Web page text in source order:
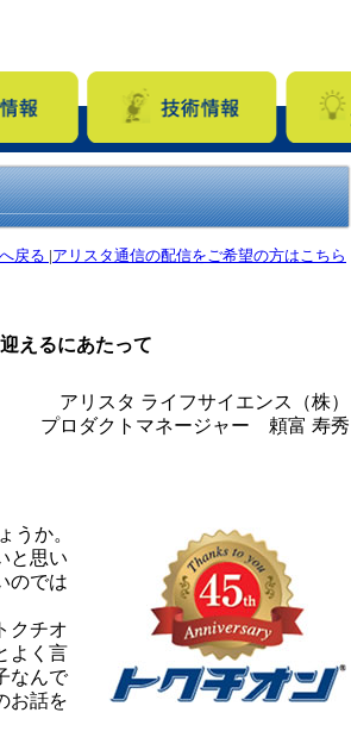
戻る |アリスタ通信の配信をご希望の方はこちら
えるにあたって
アリスタ ライフサイエンス（株）
プロダクトマネージャー 頼富 寿秀
うか。
と思い
のでは
クチオ
よく言
なんで
お話を